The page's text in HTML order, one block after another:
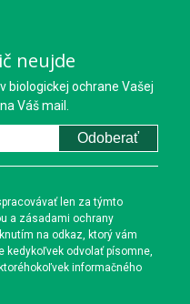
neujde
biologickej ochrane Vašej
Váš mail.
Odoberať
len za týmto
a zásadami ochrany
na odkaz, ktorý vám
kedykoľvek odvolať písomne,
informačného